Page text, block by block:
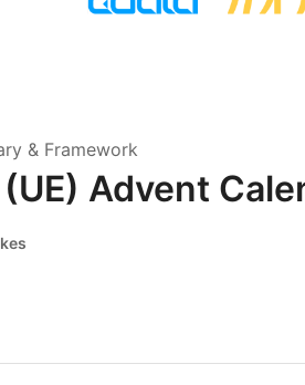
& Framework
Advent